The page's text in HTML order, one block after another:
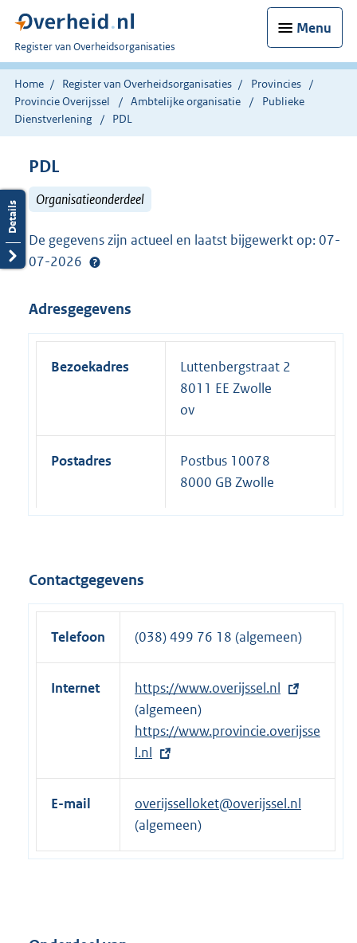
Menu
U
bent
nu
hier:
Register van Overheidsorganisaties
Home Register van Overheidsorganisaties
Provincies
Provincie Overijssel
Ambtelijke organisatie
Publieke
Dienstverlening
PDL
PDL
Organisatieonderdeel
De gegevens zijn actueel en laatst bijgewerkt op: 07-
07-2026
Adresgegevens
Bezoekadres
Luttenbergstraat 2
8011 EE Zwolle
ov
Postadres
Postbus 10078
8000 GB Zwolle
Contactgegevens
Telefoon (038) 499 76 18 (algemeen)
Internet
E
x
t
e
r
e
i
https://www.overijssel.nl
(algemeen)
E
x
t
r
e
https://www.provincie.overijsse
l.nl
E-mail
overijsselloket@overijssel.nl
(algemeen)